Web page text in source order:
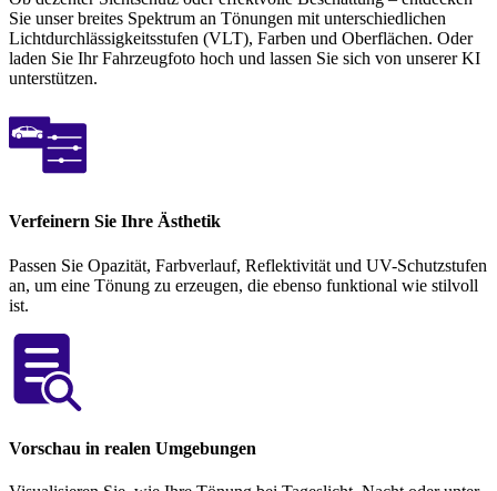
Sie unser breites Spektrum an Tönungen mit unterschiedlichen
Lichtdurchlässigkeitsstufen (VLT), Farben und Oberflächen. Oder
laden Sie Ihr Fahrzeugfoto hoch und lassen Sie sich von unserer KI
unterstützen.
Verfeinern Sie Ihre Ästhetik
Passen Sie Opazität, Farbverlauf, Reflektivität und UV-Schutzstufen
an, um eine Tönung zu erzeugen, die ebenso funktional wie stilvoll
ist.
Vorschau in realen Umgebungen